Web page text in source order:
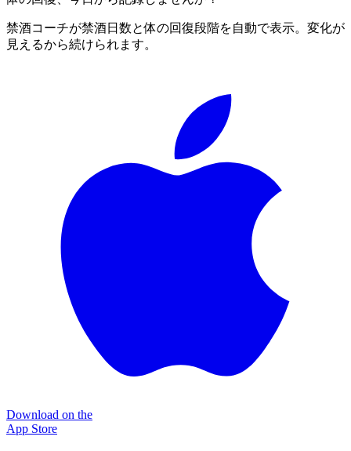
禁酒コーチが禁酒日数と体の回復段階を自動で表示。変化が
見えるから続けられます。
Download on the
App Store